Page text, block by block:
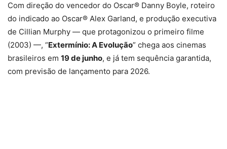
Com direção do vencedor do Oscar® Danny Boyle, roteiro
do indicado ao Oscar® Alex Garland, e produção executiva
de Cillian Murphy — que protagonizou o primeiro filme
(2003) —, “Extermínio: A Evolução” chega aos cinemas
brasileiros em 19 de junho, e já tem sequência garantida,
com previsão de lançamento para 2026.